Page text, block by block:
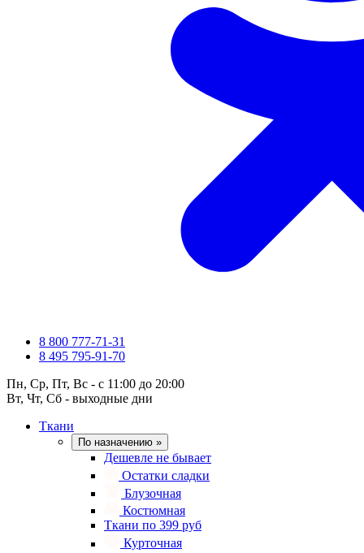
8 800 777-71-31
8 495 795-91-70
Пн, Ср, Пт, Вс - с 11:00 до 20:00
Вт, Чт, Сб - выходные дни
Ткани
По назначению »
Дешевле не бывает
Остатки сладки
Блузочная
Костюмная
Ткани по 399 руб
Курточная